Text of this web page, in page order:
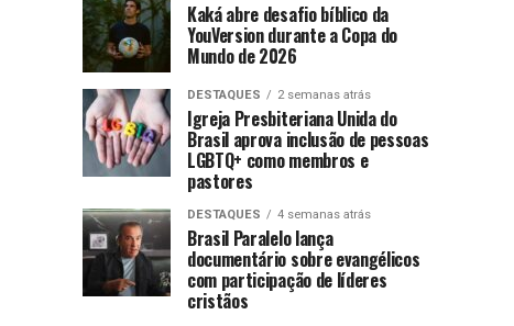
Kaká abre desafio bíblico da
YouVersion durante a Copa do
Mundo de 2026
DESTAQUES 2 semanas atrás
Igreja Presbiteriana Unida do
Brasil aprova inclusão de pessoas
LGBTQ+ como membros e
pastores
DESTAQUES 4 semanas atrás
Brasil Paralelo lança
documentário sobre evangélicos
com participação de líderes
cristãos